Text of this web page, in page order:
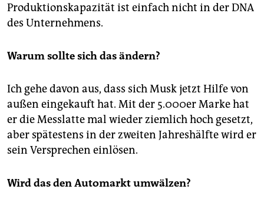
Produktions­kapazität ist einfach nicht in der DNA
des Unternehmens.
Warum sollte sich das ändern?
Ich gehe davon aus, dass sich Musk jetzt Hilfe von
außen eingekauft hat. Mit der 5.000er Marke hat
er die Messlatte mal wieder ziemlich hoch gesetzt,
aber spätestens in der zweiten Jahreshälfte wird er
sein Versprechen einlösen.
Wird das den Automarkt umwälzen?